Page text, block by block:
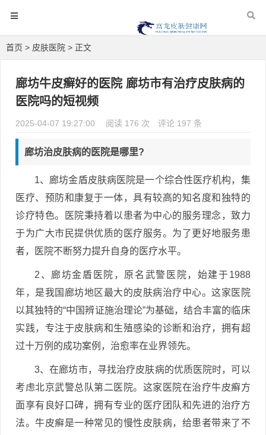
首页 > 皮肤医院 > 正文
廊坊牛皮癣好的医院 廊坊市有治疗皮肤病的
医院吗的短视频
2025-04-07 19:27:00 阅读 176 次 评论 197 条
廊坊治皮肤病的医院是哪里?
1、廊坊金盾皮肤病医院是一个综合性医疗机构，集
医疗、预防和康复于一体，具有较高的知名度和独特的
诊疗特色。医院秉持着以患者为中心的服务理念，致力
于为广大市民提供优质的医疗服务。为了更好地服务患
者，医院不断努力提升自身的医疗水平。
2、廊坊金盾医院，原名武警医院，始建于1988
年，是我国廊坊地区最大的皮肤病治疗中心。这家医院
以其独特的“中国辨证施治理论”为基础，结合丰富的临床
实践，专注于皮肤病和生殖感染的诊断和治疗，拥有超
过十万例的成功案例，治愈率在业界领先。
3、在廊坊市，寻找治疗皮肤病的优质医院时，可以
考虑北京武警总队第二医院。这家医院在治疗牛皮癣方
面享有良好口碑，拥有专业的医疗团队和先进的治疗方
法。牛皮癣是一种常见的慢性皮肤病，给患者带来了不